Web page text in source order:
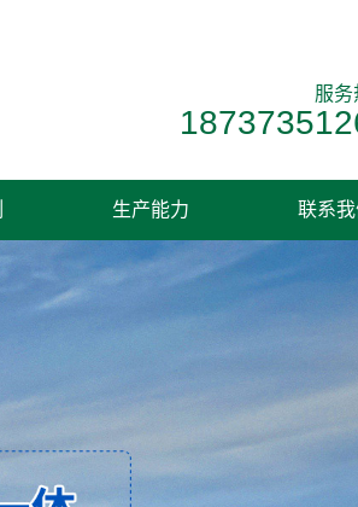
服务
生产能力 联系我